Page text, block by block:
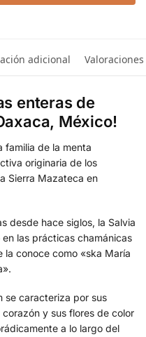
adicional Valoraciones
enteras de
México!
familia de la menta
originaria de los
Sierra Mazateca en
desde hace siglos, la Salvia
las prácticas chamánicas
conoce como «ska María
se caracteriza por sus
y sus flores de color
a lo largo del